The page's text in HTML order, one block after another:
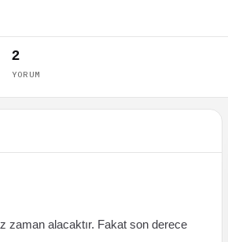
2
YORUM
zaman alacaktır. Fakat son derece